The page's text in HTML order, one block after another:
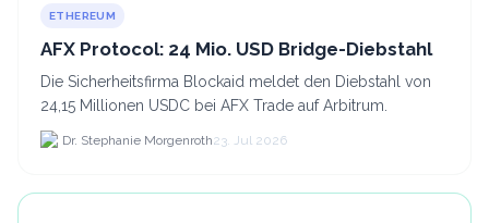
ETHEREUM
AFX Protocol: 24 Mio. USD Bridge-Diebstahl
Die Sicherheitsfirma Blockaid meldet den Diebstahl von
24,15 Millionen USDC bei AFX Trade auf Arbitrum.
Dr. Stephanie Morgenroth23. Jul 2026